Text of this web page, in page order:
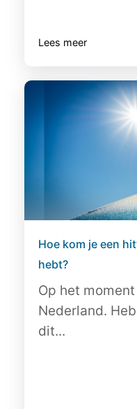
Lees meer
Hoe kom je een
hebt?
Op het
Nederland.
dit...